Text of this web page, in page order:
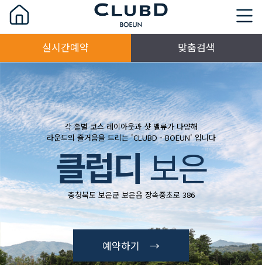
실시간예약 맞춤검색
각 홀별 코스 레이아웃과 샷 밸류가 다양해
라운드의 즐거움을 드리는 'CLUBD - BOEUN' 입니다
클럽디보은
충청북도 보은군 보은읍 장속중초로 386
예약하기 →